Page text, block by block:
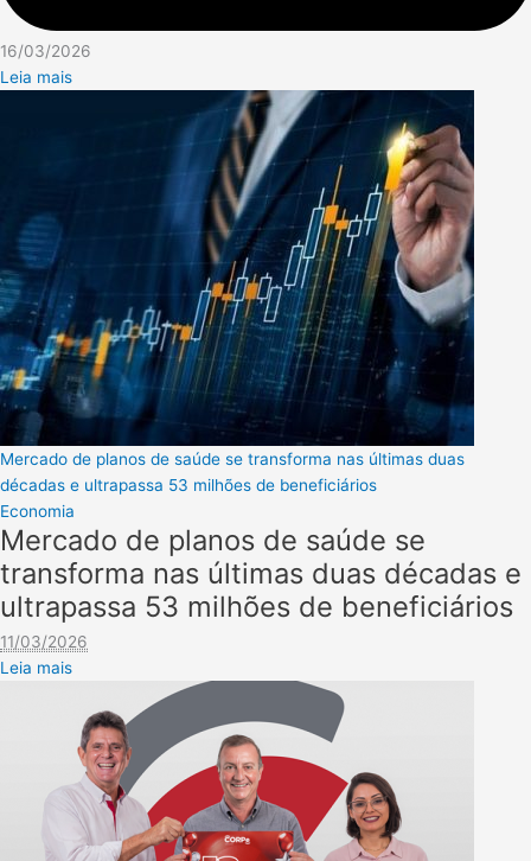
16/03/2026
Leia mais
Mercado de planos de saúde se transforma nas últimas duas
décadas e ultrapassa 53 milhões de beneficiários
Economia
Mercado de planos de saúde se
transforma nas últimas duas décadas e
ultrapassa 53 milhões de beneficiários
11/03/2026
Leia mais